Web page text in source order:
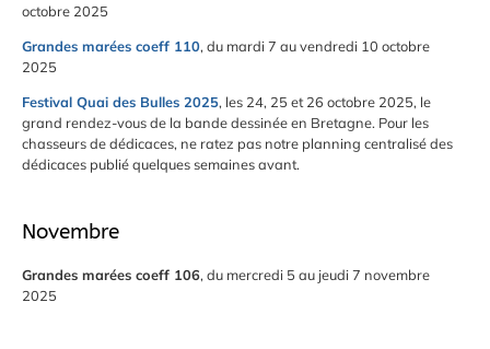
octobre 2025
Grandes marées coeff 110, du mardi 7 au vendredi 10 octobre
2025
Festival Quai des Bulles 2025, les 24, 25 et 26 octobre 2025, le
grand rendez-vous de la bande dessinée en Bretagne. Pour les
chasseurs de dédicaces, ne ratez pas notre planning centralisé des
dédicaces publié quelques semaines avant.
Novembre
Grandes marées coeff 106, du mercredi 5 au jeudi 7 novembre
2025